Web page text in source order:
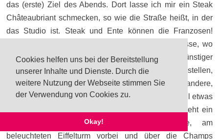
Cookies helfen uns bei der Bereitstellung
unserer Inhalte und Dienste. Durch die
weitere Nutzung der Webseite stimmen Sie
der Verwendung von Cookies zu.
Okay!
das (erste) Ziel des Abends. Dort lasse ich mir ein Steak
Châteaubriant schmecken, so wie die Straße heißt, in der
das Studio ist. Steak und Ente können die Franzosen!
Danach geht es zu Fuß weiter in die Rue Princesse, wo
man gegen “Vorlage” seiner Medaille Drinks günstiger
bekommt. Bei 41.000 Finishern kann man sich vorstellen,
wie voll die Bars sind. Also fällt die Wahl auf eine andere,
wo es zwar keinen Medaillenrabatt gibt, aber schnell etwas
zu essen und zu trinken. Am Ende des Abends steht ein
langsamer Abendspaziergang an der Seine, am
beleuchteten Eiffelturm vorbei und über die Champs